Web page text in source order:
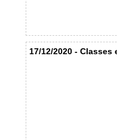
17/12/2020 -